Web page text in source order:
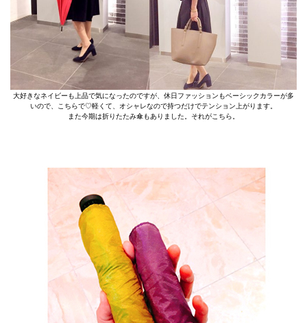
大好きなネイビーも上品で気になったのですが、休日ファッションもベーシックカラーが多
いので、こちらで♡軽くて、オシャレなので持つだけでテンション上がります。
また今期は折りたたみ傘もありました。それがこちら。